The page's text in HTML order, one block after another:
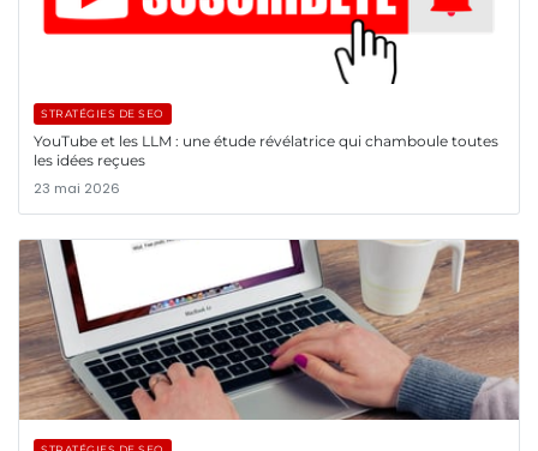
STRATÉGIES DE SEO
YouTube et les LLM : une étude révélatrice qui chamboule toutes
les idées reçues
23 mai 2026